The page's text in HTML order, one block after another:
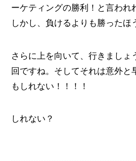
ーケティングの勝利！と言われ
しかし、負けるよりも勝ったほ
さらに上を向いて、行きましょ
回ですね。そしてそれは意外と
もしれない！！！！
しれない？